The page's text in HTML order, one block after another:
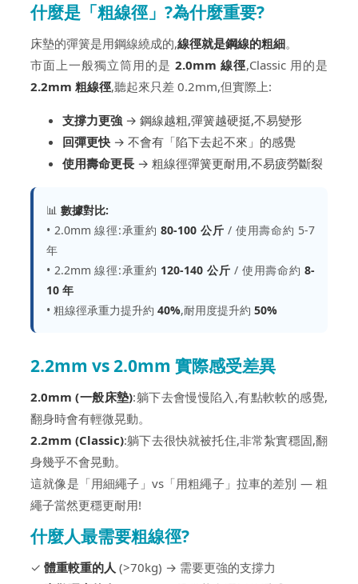
什麼是「粗線徑」?為什麼重要?
床墊的彈簧是用鋼線繞成的,線徑就是鋼線的粗細。
市面上一般獨立筒用的是 2.0mm 線徑,Classic 用的是
2.2mm 粗線徑,聽起來只差 0.2mm,但實際上:
支撐力更強 → 鋼線越粗,彈簧越硬挺,不易變形
回彈更快 → 不會有「陷下去起不來」的感覺
使用壽命更長 → 粗線徑彈簧更耐用,不易疲勞斷裂
📊 數據對比:
• 2.0mm 線徑:承重約80-100 公斤 / 使用壽命約 5-7
年
• 2.2mm 線徑:承重約 120-140 公斤 / 使用壽命約8-
10 年
• 粗線徑承重力提升約 40%,耐用度提升約 50%
2.2mm vs 2.0mm 實際感受差異
2.0mm (一般床墊):躺下去會慢慢陷入,有點軟軟的感覺,
翻身時會有輕微晃動。
2.2mm (Classic):躺下去很快就被托住,非常紮實穩固,翻
身幾乎不會晃動。
這就像是「用細繩子」vs「用粗繩子」拉車的差別 — 粗
繩子當然更穩更耐用!
什麼人最需要粗線徑?
✓ 體重較重的人 (>70kg) → 需要更強的支撐力